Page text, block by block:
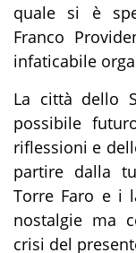
quale si è
Franco
infaticabile
La città dello
possibile
riflessioni e
partire dalla
Torre Faro e i
nostalgie ma
crisi del